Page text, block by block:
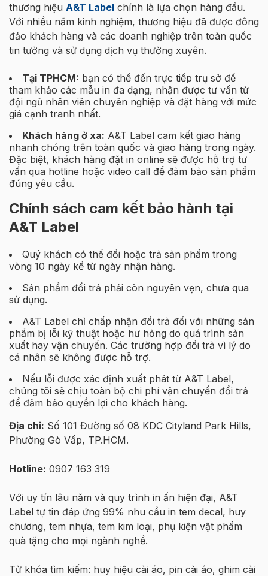
thương hiệu A&T Label chính là lựa chọn hàng đầu.
Với nhiều năm kinh nghiệm, thương hiệu đã được đông
đảo khách hàng và các doanh nghiệp trên toàn quốc
tin tưởng và sử dụng dịch vụ thường xuyên.
Tại TPHCM: bạn có thể đến trực tiếp trụ sở để
tham khảo các mẫu in đa dạng, nhận được tư vấn từ
đội ngũ nhân viên chuyên nghiệp và đặt hàng với mức
giá cạnh tranh nhất.
Khách hàng ở xa: A&T Label cam kết giao hàng
nhanh chóng trên toàn quốc và giao hàng trong ngày.
Đặc biệt, khách hàng đặt in online sẽ được hỗ trợ tư
vấn qua hotline hoặc video call để đảm bảo sản phẩm
đúng yêu cầu.
Chính sách cam kết bảo hành tại
A&T Label
Quý khách có thể đổi hoặc trả sản phẩm trong
vòng 10 ngày kể từ ngày nhận hàng.
Sản phẩm đổi trả phải còn nguyên vẹn, chưa qua
sử dụng.
A&T Label chỉ chấp nhận đổi trả đối với những sản
phẩm bị lỗi kỹ thuật hoặc hư hỏng do quá trình sản
xuất hay vận chuyển. Các trường hợp đổi trả vì lý do
cá nhân sẽ không được hỗ trợ.
Nếu lỗi được xác định xuất phát từ A&T Label,
chúng tôi sẽ chịu toàn bộ chi phí vận chuyển đổi trả
để đảm bảo quyền lợi cho khách hàng.
Địa chỉ: Số 101 Đường số 08 KDC Cityland Park Hills,
Phường Gò Vấp, TP.HCM.
Hotline: 0907 163 319
Với uy tín lâu năm và quy trình in ấn hiện đại, A&T
Label tự tin đáp ứng 99% nhu cầu in tem decal, huy
chương, tem nhựa, tem kim loại, phụ kiện vật phẩm
quà tặng cho mọi ngành nghề.
Từ khóa tìm kiếm: huy hiệu cài áo, pin cài áo, ghim cài